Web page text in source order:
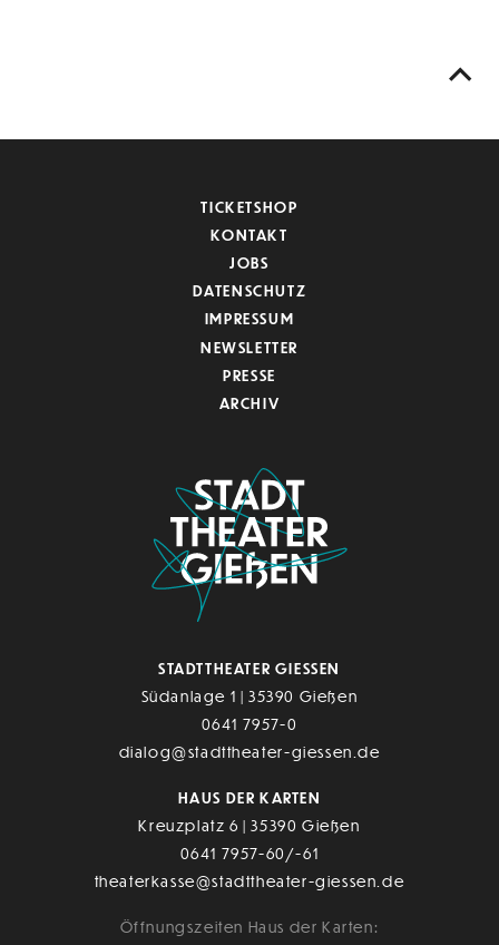
TICKETSHOP
KONTAKT
JOBS
DATENSCHUTZ
IMPRESSUM
NEWSLETTER
PRESSE
ARCHIV
STADTTHEATER GIESSEN
Südanlage 1 | 35390 Gießen
0641 7957-0
dialog@stadttheater-giessen.de
HAUS DER KARTEN
Kreuzplatz 6 | 35390 Gießen
0641 7957-60/-61
theaterkasse@stadttheater-giessen.de
Öffnungszeiten Haus der Karten: